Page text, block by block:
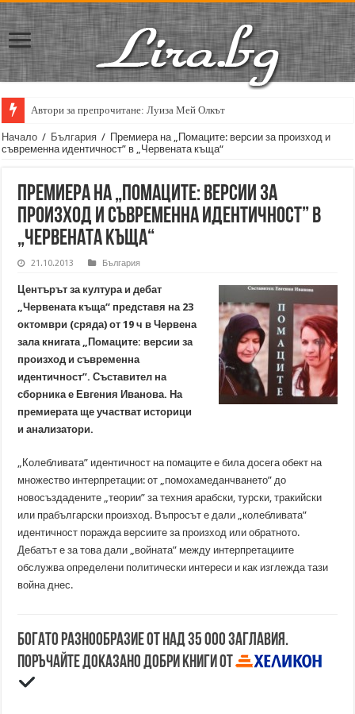
Автори за препрочитане: Луиза Мей Олкът
Кирил Кадийски: „Плачът на големия поет винаги е и сила, и
Начало / България / Премиера на „Помаците: версии за произход и
съвременна идентичност” в „Червената къща“
Премиера на „Помаците: версии за
произход и съвременна идентичност” в
„Червената къща“
21.10.2013 България
Центърът за култура и дебат
„Червената къща“ представя на 23
октомври (сряда) от 19 ч в Червена
зала книгата „Помаците: версии за
произход и съвременна
идентичност”. Съставител на
сборника е Евгения Иванова. На
премиерата ще участват историци
и анализатори.
„Колебливата” идентичност на помаците е била досега обект на
множество интерпретации: от „помохамеданчването” до
новосъздадените „теории” за техния арабски, турски, тракийски
или прабългарски произход. Въпросът е дали „колебливата”
идентичност поражда версиите за произход или обратното.
Дебатът е за това дали „войната” между интерпретациите
обслужва определени политически интереси и как изглежда тази
война днес.
Богато разнообразие от над 35 000 заглавия.
Поръчайте доказано добри книги от